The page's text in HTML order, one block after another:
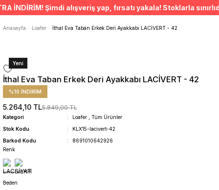
ÜCRETSİZ TESLİMAT İMKANI
SÜRDÜRÜLEBİLİR ÜRÜNLER
Anasayfa
Loafer İthal Eva Taban Erkek Deri Ayakkabı LACİVERT - 42
Yeni
İthal Eva Taban Erkek Deri Ayakkabı LACİVERT - 42
%10 İNDİRİM
5.264,10 TL5.849,00 TL
Kategori Loafer
Tüm Ürünler
Stok Kodu
KLX15-lacivert-42
Barkod Kodu
8691010642926
Renk
Beden
Şimdi alışveriş yap, fırsatı yakala! Stoklarla